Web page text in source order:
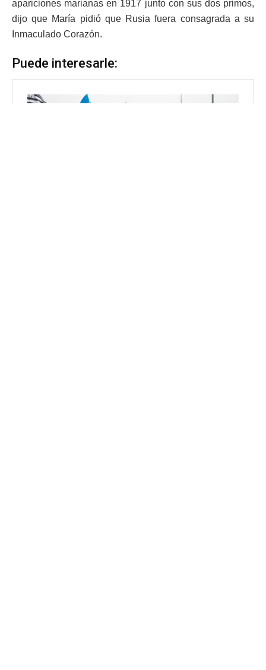
apariciones marianas en 1917 junto con sus dos primos,
dijo que María pidió que Rusia fuera consagrada a su
Inmaculado Corazón.
Puede interesarle: